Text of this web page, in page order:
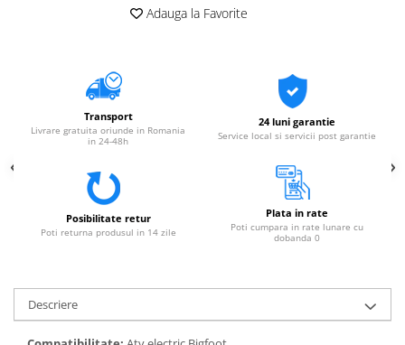
Adauga la Favorite
Transport
Livrare gratuita oriunde in Romania
in 24-48h
24 luni garantie
Service local si servicii post garantie
Posibilitate retur
Poti returna produsul in 14 zile
Plata in rate
Poti cumpara in rate lunare cu
dobanda 0
Descriere